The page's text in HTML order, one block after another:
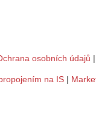
osobních údajů
na IS |